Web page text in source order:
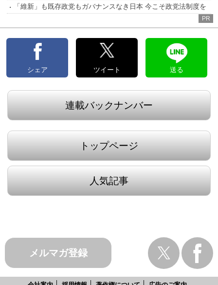
「維新」も既存政党もガバナンスなき日本 今こそ政党法制度を
PR
シェア ツイート 送る
連載バックナンバー
トップページ
人気記事
メルマガ登録